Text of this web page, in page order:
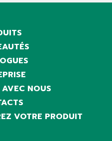
NOUS
VOTRE PRODUIT